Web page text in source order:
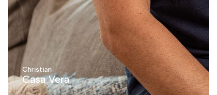
Christian
Casa Vera